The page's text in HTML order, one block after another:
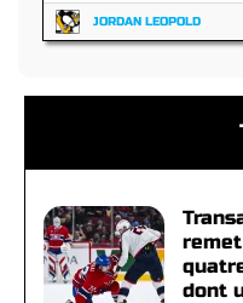
JORDAN LEOPOLD
dont